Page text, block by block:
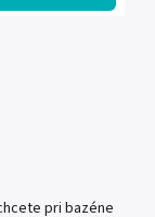
pri bazéne